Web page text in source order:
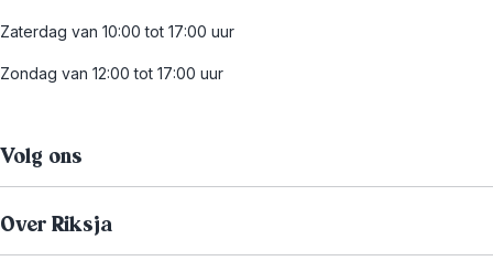
Zaterdag van 10:00 tot 17:00 uur
Zondag van 12:00 tot 17:00 uur
Volg ons
Over Riksja